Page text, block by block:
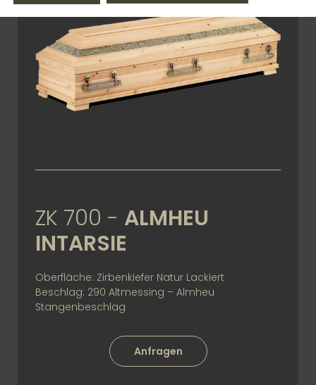
ZK 700 - ALMHEU
INTARSIE
Oberfläche: Zirbenkiefer Natur Lackiert
Beschlag: 290 Altmessing – Almheu
Stangenbeschlag
Anfragen